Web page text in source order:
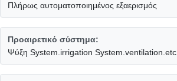
Πλήρως αυτοματοποιημένος εξαερισμός
Προαιρετικό σύστημα:
Ψύξη System.irrigation System.ventilation.etc